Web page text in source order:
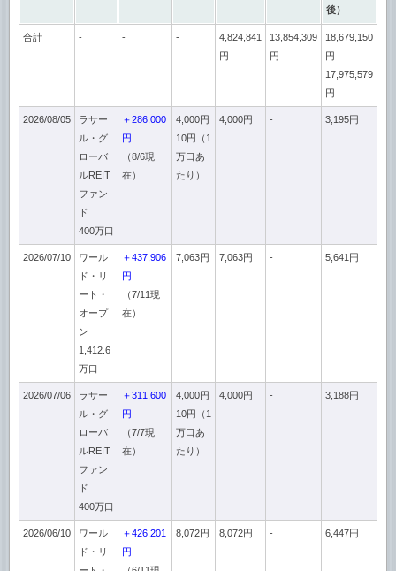
後）
合計 - - -
4,824,841
円
13,854,309
円
18,679,150
円
17,975,579
円
2026/08/05
ラサー
ル・グ
ローバ
ルREIT
ファン
ド
400万口
＋286,000
円
（8/6現
在）
4,000円
10円（1
万口あ
たり）
4,000円 - 3,195円
2026/07/10
ワール
ド・リ
ート・
オープ
ン
1,412.6
万口
＋437,906
円
（7/11現
在）
7,063円 7,063円 - 5,641円
2026/07/06
ラサー
ル・グ
ローバ
ルREIT
ファン
ド
400万口
＋311,600
円
（7/7現
在）
4,000円
10円（1
万口あ
たり）
4,000円 - 3,188円
2026/06/10
ワール
ド・リ
＋426,201
円
8,072円 8,072円 - 6,447円